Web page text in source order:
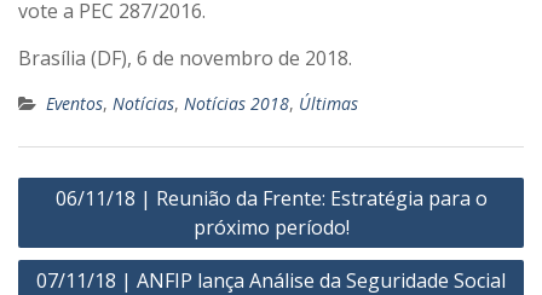
vote a PEC 287/2016.
Brasília (DF), 6 de novembro de 2018.
Eventos, Notícias, Notícias 2018, Últimas
Navegação
Post
06/11/18 | Reunião da Frente: Estratégia para o
próximo período!
07/11/18 | ANFIP lança Análise da Seguridade Social